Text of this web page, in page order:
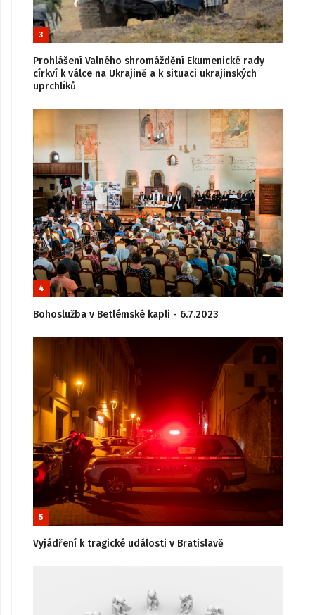
3
Prohlášení Valného shromáždění Ekumenické rady
církví k válce na Ukrajině a k situaci ukrajinských
uprchlíků
4
Bohoslužba v Betlémské kapli - 6.7.2023
5
Vyjádření k tragické události v Bratislavě